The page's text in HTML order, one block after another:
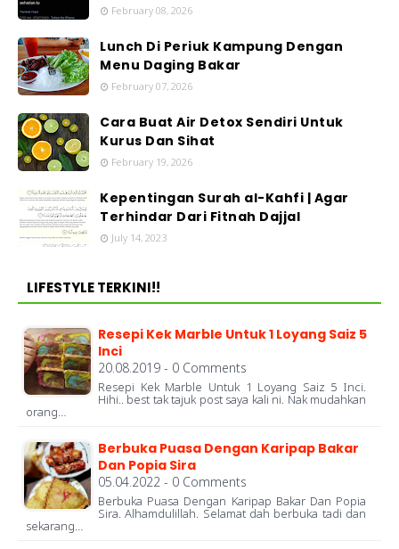
February 08, 2026
Lunch Di Periuk Kampung Dengan
Menu Daging Bakar
February 07, 2026
Cara Buat Air Detox Sendiri Untuk
Kurus Dan Sihat
February 19, 2026
Kepentingan Surah al-Kahfi | Agar
Terhindar Dari Fitnah Dajjal
July 14, 2023
LIFESTYLE TERKINI!!
Resepi Kek Marble Untuk 1 Loyang Saiz 5
Inci
20.08.2019 - 0 Comments
Resepi Kek Marble Untuk 1 Loyang Saiz 5 Inci.
Hihi.. best tak tajuk post saya kali ni. Nak mudahkan
orang…
Berbuka Puasa Dengan Karipap Bakar
Dan Popia Sira
05.04.2022 - 0 Comments
Berbuka Puasa Dengan Karipap Bakar Dan Popia
Sira. Alhamdulillah. Selamat dah berbuka tadi dan
sekarang…